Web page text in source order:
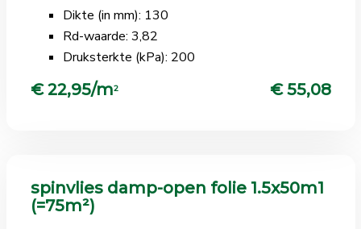
Dikte (in mm): 130
Rd-waarde: 3,82
Druksterkte (kPa): 200
€ 22,95/m2 € 55,08
spinvlies damp-open folie 1.5x50m1
(=75m²)